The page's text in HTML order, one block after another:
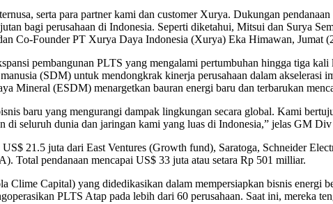
serta para partner kami dan customer Xurya. Dukungan
bagi perusahaan di Indonesia. Seperti diketahui, Mitsui dan Surya
Co-Founder PT Xurya Daya Indonesia (Xurya) Eka Himawan, Jumat
pembangunan PLTS yang mengalami pertumbuhan hingga tiga
(SDM) untuk mendongkrak kinerja perusahaan dalam akselerasi
Mineral (ESDM) menargetkan bauran energi baru dan terbarukan
baru yang mengurangi dampak lingkungan secara global. Kami
di seluruh dunia dan jaringan kami yang luas di Indonesia,” jelas GM
21.5 juta dari East Ventures (Growth fund), Saratoga, Schneider
Total pendanaan mencapai US$ 33 juta atau setara Rp 501 milliar.
Capital) yang didedikasikan dalam mempersiapkan bisnis energi
PLTS Atap pada lebih dari 60 perusahaan. Saat ini, mereka